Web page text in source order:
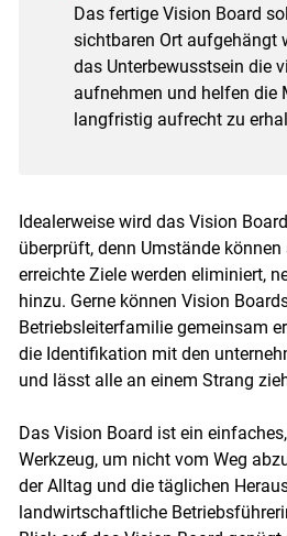
Das fertige Vision Board
sichtbaren Ort aufgehängt
das Unterbewusstsein die
aufnehmen und helfen die
langfristig aufrecht zu
Idealerweise wird das Vision
überprüft, denn Umstände
erreichte Ziele werden eliminiert,
hinzu. Gerne können Vision
Betriebsleiterfamilie gemeinsam
die Identifikation mit den
und lässt alle an einem Strang
Das Vision Board ist ein
Werkzeug, um nicht vom Weg
der Alltag und die täglichen
landwirtschaftliche